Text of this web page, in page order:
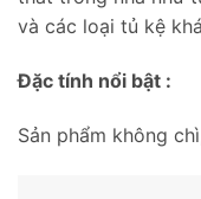
và các loại tủ kệ
Đặc tính nổi bật :
Sản phẩm không